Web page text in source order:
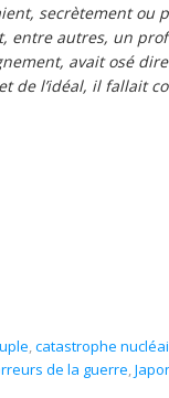
secrètement ou
entre autres, un
avait osé
de l’idéal, il fallait
,catastrophe
de la guerre,